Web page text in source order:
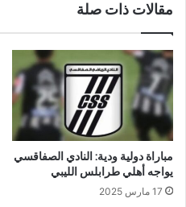
مقالات ذات صلة
مباراة دولية ودية: النادي الصفاقسي
يواجه أهلي طرابلس الليبي
17 مارس 2025